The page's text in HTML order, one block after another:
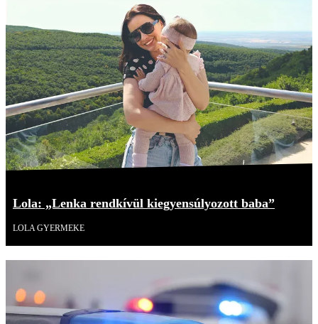
Lola: „Lenka rendkívül kiegyensúlyozott baba”
LOLA GYERMEKE